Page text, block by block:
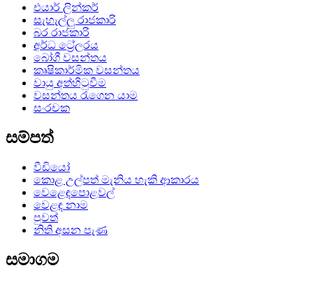
එයාර් ලින්කර්
සැහැල්ලු රාජකාරි
බර රාජකාරි
අර්ධ ට්‍රේලරය
බෝගී වසන්තය
කෘෂිකාර්මික වසන්තය
වායු අත්හිටුවීම
වසන්තය රැගෙන යාම
සංරචක
සම්පත්
වීඩියෝ
කොළ උල්පත් මැනිය හැකි ආකාරය
වෙළෙඳපොළවල්
වෙළඳ නාම
පුවත්
නිති අසන පැණ
සමාගම